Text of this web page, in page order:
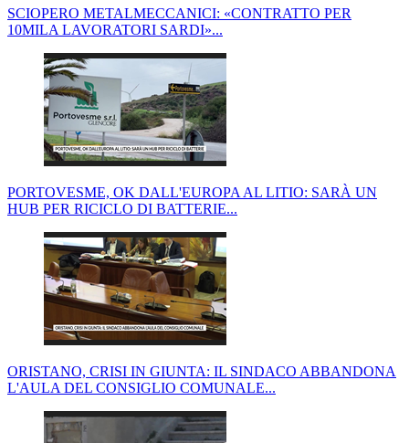
SCIOPERO METALMECCANICI: «CONTRATTO PER
10MILA LAVORATORI SARDI»...
PORTOVESME, OK DALL'EUROPA AL LITIO: SARÀ UN
HUB PER RICICLO DI BATTERIE...
ORISTANO, CRISI IN GIUNTA: IL SINDACO ABBANDONA
L'AULA DEL CONSIGLIO COMUNALE...